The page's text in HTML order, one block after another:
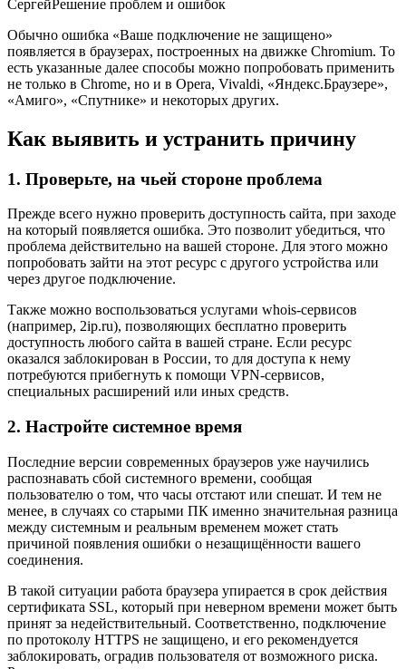
СергейРешение проблем и ошибок
Обычно ошибка «Ваше подключение не защищено»
появляется в браузерах, построенных на движке Chromium. То
есть указанные далее способы можно попробовать применить
не только в Chrome, но и в Opera, Vivaldi, «Яндекс.Браузере»,
«Амиго», «Спутнике» и некоторых других.
Как выявить и устранить причину
1. Проверьте, на чьей стороне проблема
Прежде всего нужно проверить доступность сайта, при заходе
на который появляется ошибка. Это позволит убедиться, что
проблема действительно на вашей стороне. Для этого можно
попробовать зайти на этот ресурс с другого устройства или
через другое подключение.
Также можно воспользоваться услугами whois-сервисов
(например, 2ip.ru), позволяющих бесплатно проверить
доступность любого сайта в вашей стране. Если ресурс
оказался заблокирован в России, то для доступа к нему
потребуются прибегнуть к помощи VPN-сервисов,
специальных расширений или иных средств.
2. Настройте системное время
Последние версии современных браузеров уже научились
распознавать сбой системного времени, сообщая
пользователю о том, что часы отстают или спешат. И тем не
менее, в случаях со старыми ПК именно значительная разница
между системным и реальным временем может стать
причиной появления ошибки о незащищённости вашего
соединения.
В такой ситуации работа браузера упирается в срок действия
сертификата SSL, который при неверном времени может быть
принят за недействительный. Соответственно, подключение
по протоколу HTTPS не защищено, и его рекомендуется
заблокировать, оградив пользователя от возможного риска.